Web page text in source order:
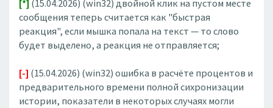
[*] (15.04.2026) (win32) двойной клик на пустом месте
сообщения теперь считается как "быстрая
реакция", если мышка попала на текст — то слово
будет выделено, а реакция не отправляется;
[-] (15.04.2026) (win32) ошибка в расчёте процентов и
предварительного времени полной сихронизации
истории, показатели в некоторых случаях могли